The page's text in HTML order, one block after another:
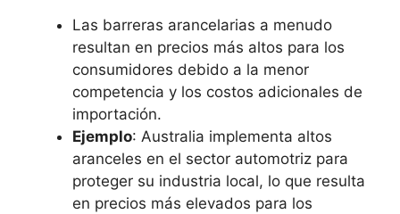
Las barreras arancelarias a menudo
resultan en precios más altos para los
consumidores debido a la menor
competencia y los costos adicionales de
importación.
Ejemplo: Australia implementa altos
aranceles en el sector automotriz para
proteger su industria local, lo que resulta
en precios más elevados para los